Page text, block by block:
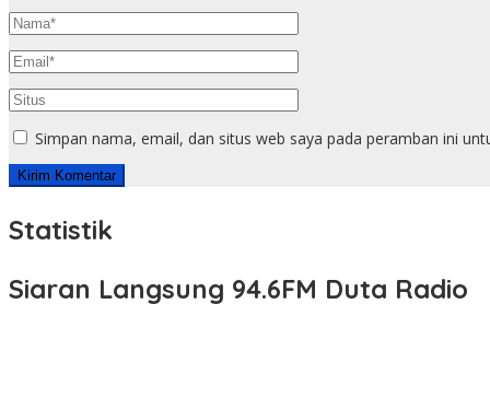
Simpan nama, email, dan situs web saya pada peramban ini
Statistik
Siaran Langsung 94.6FM Duta Radio